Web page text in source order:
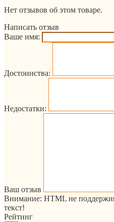
Нет отзывов об этом товаре.
Написать отзыв
Ваше имя:
Достоинства:
Недостатки:
Ваш отзыв
Внимание: HTML не
текст!
Рейтинг